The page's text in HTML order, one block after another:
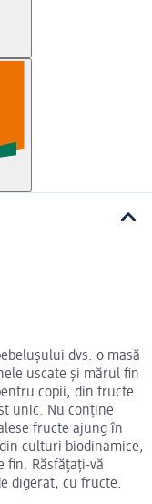
dvs. o masă
uscate și mărul fin
copii, din fructe
unic. Nu conține
fructe ajung în
culturi biodinamice,
fin. Răsfățați-vă
digerat, cu fructe.